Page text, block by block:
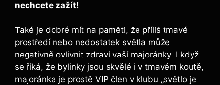
nechcete zažít!
Také je dobré mít na paměti, že příliš tmavé
prostředí nebo nedostatek světla může
negativně ovlivnit zdraví vaší majoránky. I když
se říká, že bylinky jsou skvělé i v tmavém koutě,
majoránka je prostě VIP člen v klubu „světlo je